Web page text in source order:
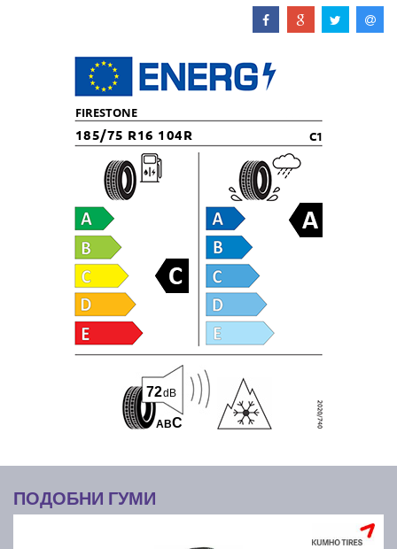
FIRESTONE
185/75 R16 104R C1
ABC
72dB
ПОДОБНИ ГУМИ